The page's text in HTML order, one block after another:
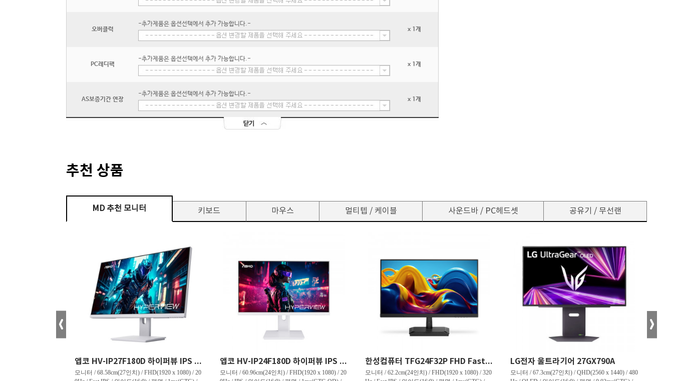
오버클럭
-추가제품은 옵션선택에서 추가 가능합니다.-
x 1개
PC레디팩
-추가제품은 옵션선택에서 추가 가능합니다.-
x 1개
AS보증기간 연장
-추가제품은 옵션선택에서 추가 가능합니다.-
x 1개
추천 상품
MD 추천 모니터 키보드 마우스 멀티텝 / 케이블 사운드바 / PC헤드셋 공유기 / 무선랜
앱코 HV-IP27F180D 하이퍼뷰 IPS FHD 200 HDR 무결점
모니터 / 68.58cm(27인치) / FHD(1920 x 1080) / 20
앱코 HV-IP24F180D 하이퍼뷰 IPS FHD 180 HDR 무결점
모니터 / 60.96cm(24인치) / FHD(1920 x 1080) / 20
한성컴퓨터 TFG24F32P FHD Fast IPS 리얼 320 게이밍 무결점
모니터 / 62.2cm(24인치) / FHD(1920 x 1080) / 320
LG전자 울트라기어 27GX790A
모니터 / 67.3cm(27인치) / QHD(2560 x 1440) / 480